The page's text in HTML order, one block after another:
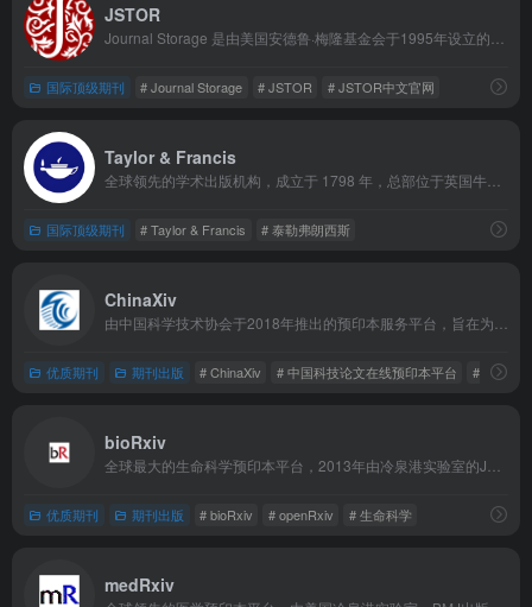
JSTOR
国际顶级期刊 # Journal Storage # JSTOR # JSTOR中文官网
Taylor & Francis
国际顶级期刊 # Taylor & Francis # 泰勒弗朗西斯
ChinaXiv
优质期刊 期刊出版 # ChinaXiv # 中国科技论文在线预印本平台 # 预印本
bioRxiv
优质期刊 期刊出版 # bioRxiv # openRxiv # 生命科学
medRxiv